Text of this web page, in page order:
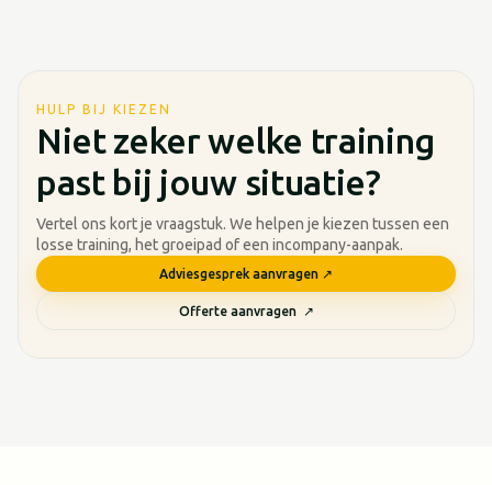
HULP BIJ KIEZEN
Niet zeker welke training
past bij jouw situatie?
Vertel ons kort je vraagstuk. We helpen je kiezen tussen een
losse training, het groeipad of een incompany-aanpak.
Adviesgesprek aanvragen ↗
Offerte aanvragen ↗